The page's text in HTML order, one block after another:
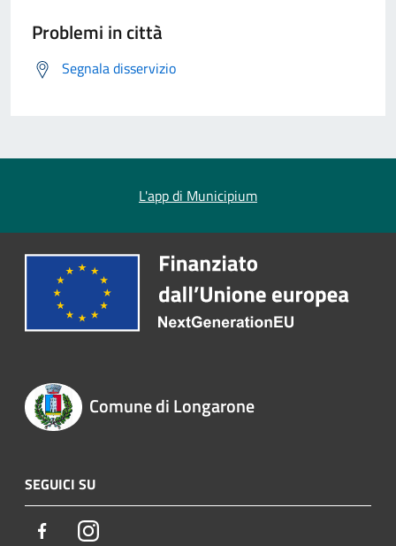
Problemi in città
Segnala disservizio
L'app di Municipium
Comune di Longarone
SEGUICI SU
FacebookInstagram